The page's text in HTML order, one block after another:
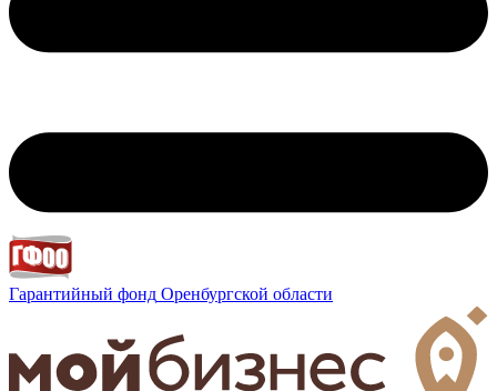
Гарантийный фонд Оренбургской области